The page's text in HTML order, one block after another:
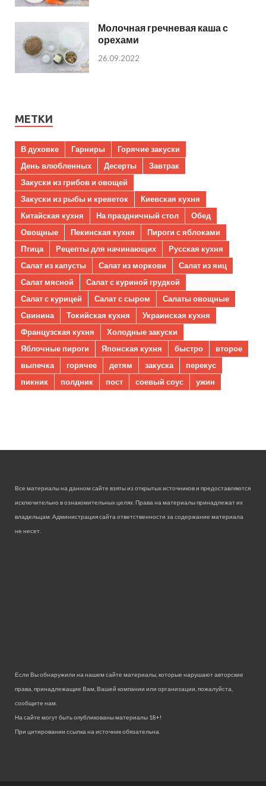
Молочная гречневая каша с
орехами
26.09.2022
МЕТКИ
В духовке Гарниры
Горячие закуски
День влюбленных
Десерты
Завтрак
Закуски из грибов и овощей
Закуски из рыбы и креветок
Киевская кухня
Китайская кухня
На праздничный стол
Обед
Овощные
Пекинская кухня
Пироги с яблоками
Птица
Рецепты для начинающих
Русская кухня
Салат из капусты
Салат из моркови
Салат из яиц
Салат мясной
Салат с куриной грудкой
Салат с курицей
Салат с сыром
Салаты овощные
Свинина
Токийская кухня
Украинская кухня
Французская кухня
Холодные закуски
Яблочные пироги
Японская кухня быстро
второе
выпечка
горячее детям закуска
перекус
пикник
полдник пост соевый соус ужин
Все материалы на данном сайте взяты из открытых источников и предоставляются
исключительно в ознакомительных целях. Права на материалы принадлежат их
владельцам. Администрация сайта ответственности за содержание материала
не несет.
Если Вы обнаружили на нашем сайте материалы, которые нарушают авторские
права, принадлежащие Вам, Вашей компании или организации, пожалуйста,
сообщите нам.
На сайте могут быть опубликованы материалы 18+!
При цитировании ссылка на источник обязательна.